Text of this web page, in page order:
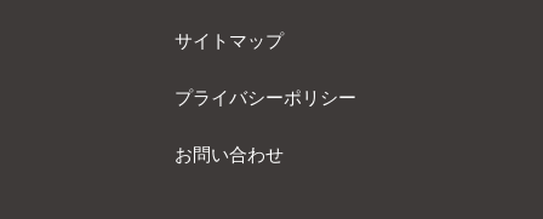
サイトマップ
プライバシーポリシー
お問い合わせ